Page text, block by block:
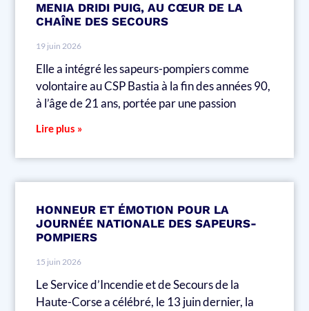
MENIA DRIDI PUIG, AU CŒUR DE LA
CHAÎNE DES SECOURS
19 juin 2026
Elle a intégré les sapeurs-pompiers comme
volontaire au CSP Bastia à la fin des années 90,
à l’âge de 21 ans, portée par une passion
Lire plus »
HONNEUR ET ÉMOTION POUR LA
JOURNÉE NATIONALE DES SAPEURS-
POMPIERS
15 juin 2026
Le Service d’Incendie et de Secours de la
Haute-Corse a célébré, le 13 juin dernier, la